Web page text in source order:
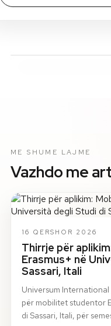
ME SHUME LAJME
Vazhdo me
16 QERSHOR 2026
Thirrje për
Erasmus+ në
Sassari, Itali
Universum
për mobilitet studentor
di Sassari, Itali, për